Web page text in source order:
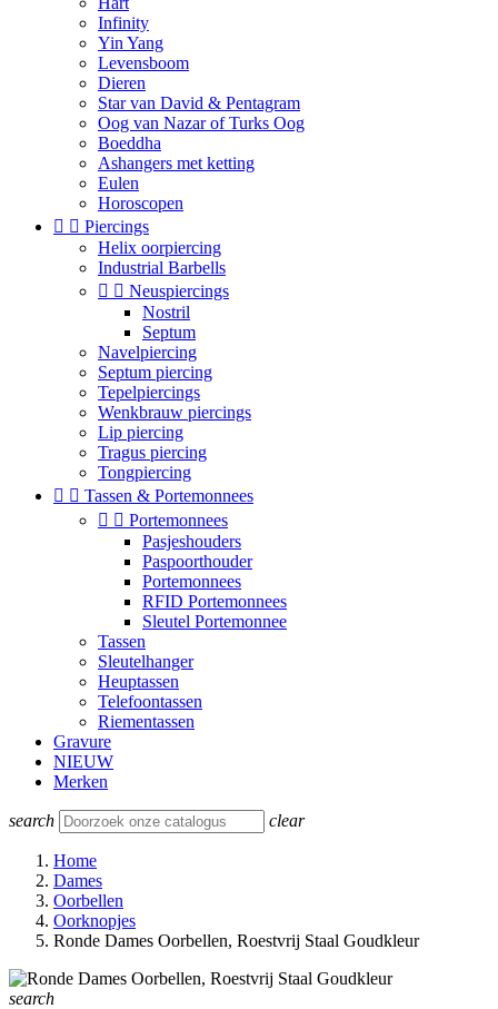
Infinity
Yin Yang
Levensboom
Dieren
Star van David & Pentagram
Oog van Nazar of Turks Oog
Boeddha
Ashangers met ketting
Eulen
Horoscopen
  Piercings
Helix oorpiercing
Industrial Barbells
  Neuspiercings
Nostril
Septum
Navelpiercing
Septum piercing
Tepelpiercings
Wenkbrauw piercings
Lip piercing
Tragus piercing
Tongpiercing
  Tassen & Portemonnees
  Portemonnees
Pasjeshouders
Paspoorthouder
Portemonnees
RFID Portemonnees
Sleutel Portemonnee
Tassen
Sleutelhanger
Heuptassen
Telefoontassen
Riementassen
Gravure
NIEUW
Merken
search clear
Home
Dames
Oorbellen
Oorknopjes
Ronde Dames Oorbellen, Roestvrij Staal Goudkleur
search